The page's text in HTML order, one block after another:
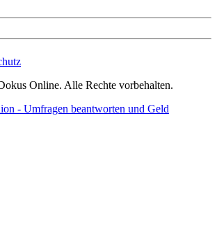
Online. Alle Rechte vorbehalten.